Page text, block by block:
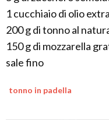
1 cucchiaio di olio
200 g di tonno al
150 g di mozzarella
sale fino
tonno in padella